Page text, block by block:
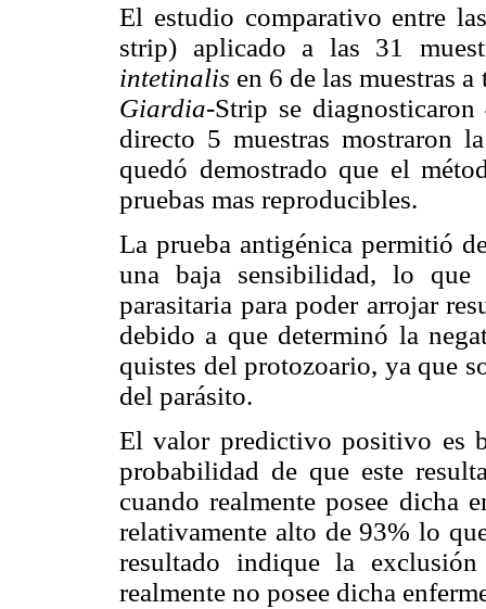
El estudio comparativo entre
strip) aplicado a las 31
intetinalis en 6 de las muestras
Giardia-Strip se
directo 5 muestras mostraron
quedó demostrado que el
pruebas mas reproducibles.
La prueba antigénica permitió
una baja sensibilidad, lo
parasitaria para poder arrojar
debido a que determinó la
quistes del protozoario, ya que
del parásito.
El valor predictivo positivo es
probabilidad de que este
cuando realmente posee dicha
relativamente alto de 93% lo
resultado indique la
realmente no posee dicha